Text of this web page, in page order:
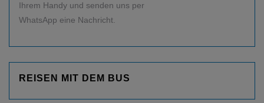
Ihrem Handy und senden uns per
WhatsApp eine Nachricht.
REISEN MIT DEM BUS